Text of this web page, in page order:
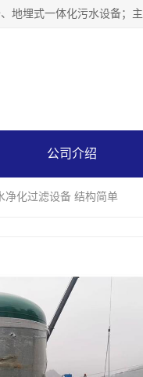
公司介绍
净化过滤设备 结构简单